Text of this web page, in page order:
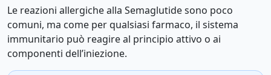
Le reazioni allergiche alla Semaglutide sono poco
comuni, ma come per qualsiasi farmaco, il sistema
immunitario può reagire al principio attivo o ai
componenti dell’iniezione.